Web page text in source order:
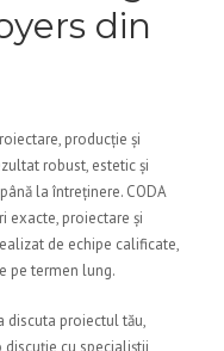
din
producție și
robust, estetic și
la întreținere. CODA
exacte, proiectare și
de echipe calificate,
pe termen lung.
discuta proiectul tău,
cu specialiștii